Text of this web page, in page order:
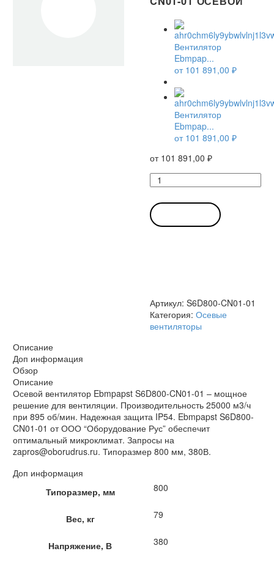
Вентилятор
Ebmpap...
от 101 891,00 ₽
Вентилятор
Ebmpap...
от 101 891,00 ₽
от 101 891,00 ₽
Количество
товара
Вентилятор
Ebmpapst
S6D800-
Артикул: S6D800-CN01-01
Категория: Осевые
вентиляторы
Описание
Доп информация
Обзор
Описание
Осевой вентилятор Ebmpapst S6D800-CN01-01 – мощное
решение для вентиляции. Производительность 25000 м3/ч
при 895 об/мин. Надежная защита IP54. Ebmpapst S6D800-
CN01-01 от ООО “Оборудование Рус” обеспечит
оптимальный микроклимат. Запросы на
zapros@oborudrus.ru. Типоразмер 800 мм, 380В.
Доп информация
Типоразмер, мм
800
Вес, кг 79
Напряжение, В 380